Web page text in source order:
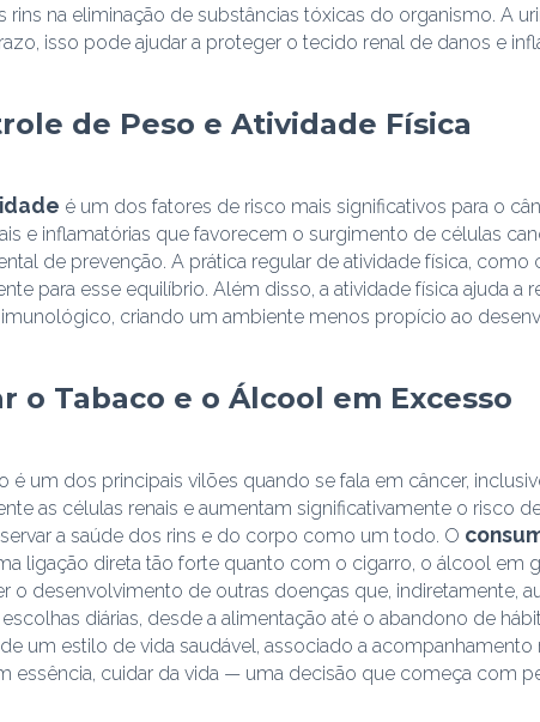
rins na eliminação de substâncias tóxicas do organismo. A
isso pode ajudar a proteger o tecido renal de danos e
de Peso e Atividade Física
é um dos fatores de risco mais significativos para o
e inflamatórias que favorecem o surgimento de células
de prevenção. A prática regular de atividade física,
para esse equilíbrio. Além disso, a atividade física ajuda
criando um ambiente menos propício ao
o Tabaco e o Álcool em Excesso
é um dos principais vilões quando se fala em câncer,
as células renais e aumentam significativamente o risco
a saúde dos rins e do corpo como um todo. O
ligação direta tão forte quanto com o cigarro, o álcool
o desenvolvimento de outras doenças que, indiretamente,
diárias, desde a alimentação até o abandono de
um estilo de vida saudável, associado a
essência, cuidar da vida — uma decisão que começa com